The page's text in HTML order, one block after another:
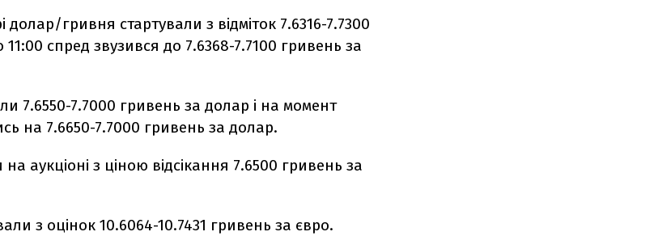
долар/гривня стартували з відміток 7.6316-7.7300
11:00 спред звузився до 7.6368-7.7100 гривень за
7.6550-7.7000 гривень за долар і на момент
на 7.6650-7.7000 гривень за долар.
аукціоні з ціною відсікання 7.6500 гривень за
з оцінок 10.6064-10.7431 гривень за євро.